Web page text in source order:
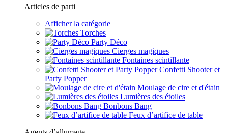
Articles de parti
Afficher la catégorie
Torches
Party Déco
Cierges magiques
Fontaines scintillante
Confetti Shooter et
Party Popper
Moulage de cire et d'étain
Lumières des étoiles
Bonbons Bang
Feux d’artifice de table